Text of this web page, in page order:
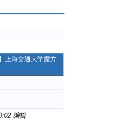
上海交通大学魔方
编辑